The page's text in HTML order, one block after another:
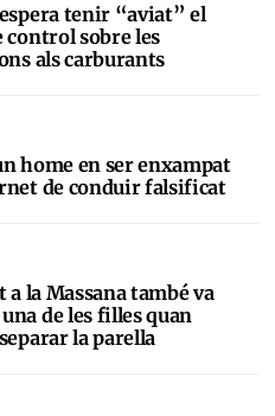
tenir “aviat” el
control sobre les
als carburants
home en ser enxampat
de conduir falsificat
la Massana també va
de les filles quan
la parella